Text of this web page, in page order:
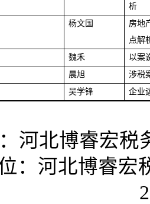
析
杨文国
房地
点解
魏禾
以案
晨旭
涉税
吴学锋 企业
河北博睿宏税
河北博睿宏
年9